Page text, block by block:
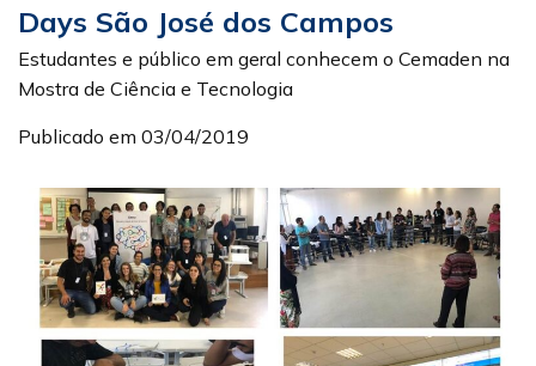
Days São José dos Campos
Estudantes e público em geral conhecem o Cemaden na
Mostra de Ciência e Tecnologia
Publicado em 03/04/2019